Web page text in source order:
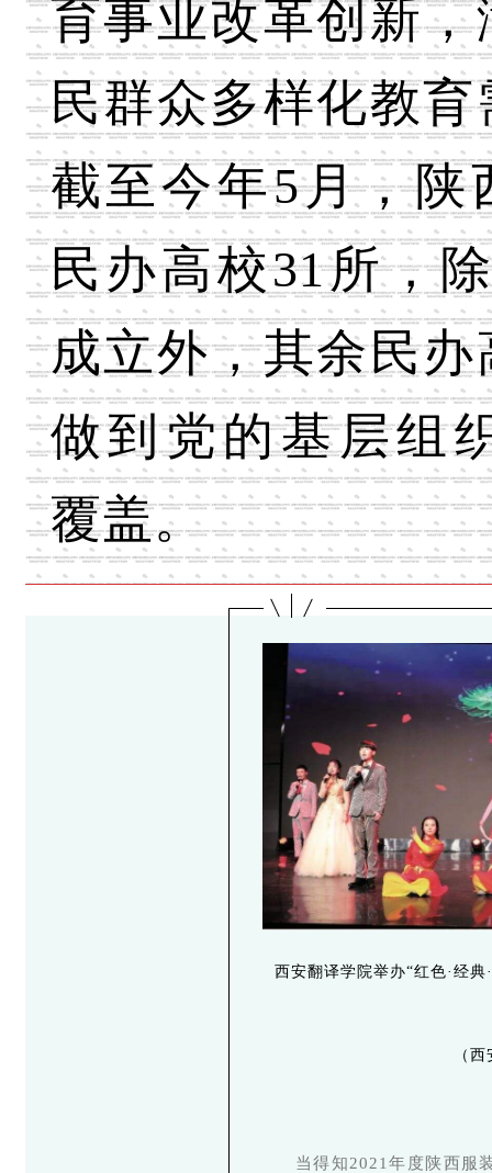
育事业改革创新，
民群众多样化教育
截至今年5月，陕
民办高校31所，
成立外，其余民办
做到党的基层组
覆盖。
西安翻译学院举办“红色·经
（
当得知2021年度陕西服